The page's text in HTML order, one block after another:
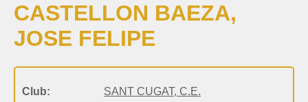
CASTELLON BAEZA,
JOSE FELIPE
Club:
SANT CUGAT, C.E.